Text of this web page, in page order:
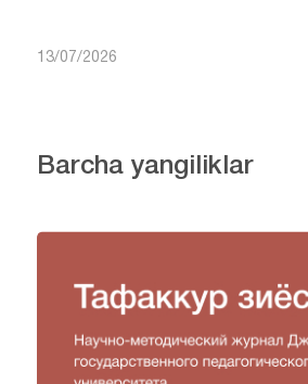
13/07/2026
Barcha yangiliklar